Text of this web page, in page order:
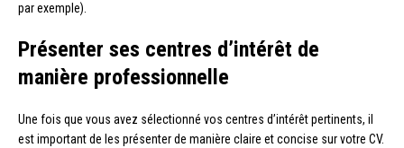
par exemple).
Présenter ses centres d’intérêt de
manière professionnelle
Une fois que vous avez sélectionné vos centres d’intérêt pertinents, il
est important de les présenter de manière claire et concise sur votre CV.